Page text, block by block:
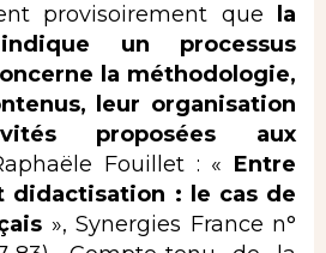
provisoirement que
la
un processus
la méthodologie,
leur organisation
proposées aux
Fouillet : « Entre
didactisation : le cas de
», Synergies France n°